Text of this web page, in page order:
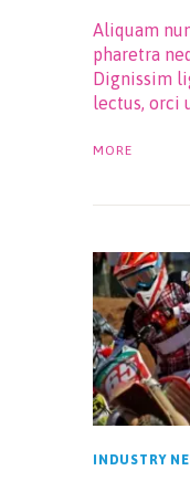
Aliquam
pharetra
Dignissim
lectus, orci
MORE
INDUSTRY